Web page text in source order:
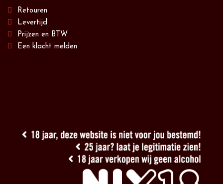
Retouren
Levertijd
Prijzen en BTW
Een klacht melden